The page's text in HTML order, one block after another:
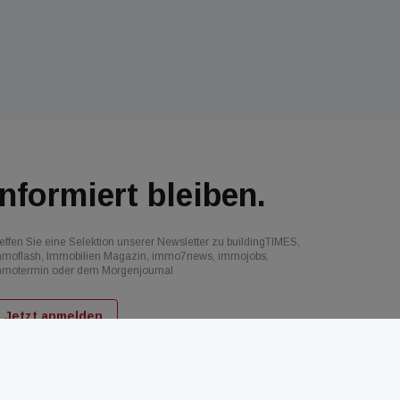
bleiben.
Sie eine Selektion unserer Newsletter zu buildingTIMES,
Immobilien Magazin, immo7news, immojobs,
oder dem Morgenjournal
Jetzt anmelden